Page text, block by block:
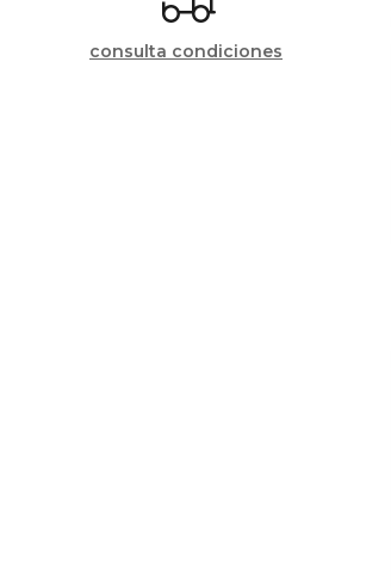
consulta condiciones